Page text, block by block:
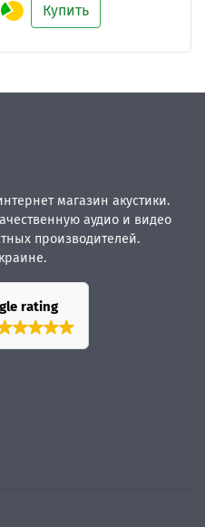
Купить
магазин акустики.
аудио и видео
производителей.
rating